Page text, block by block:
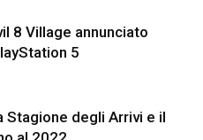
8 Village annunciato
5
Stagione degli Arrivi e il